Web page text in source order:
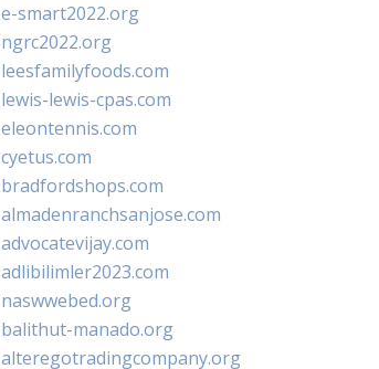
e-smart2022.org
ngrc2022.org
leesfamilyfoods.com
lewis-lewis-cpas.com
eleontennis.com
cyetus.com
bradfordshops.com
almadenranchsanjose.com
advocatevijay.com
adlibilimler2023.com
naswwebed.org
balithut-manado.org
alteregotradingcompany.org